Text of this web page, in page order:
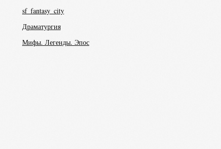
sf_fantasy_city
Драматургия
Мифы. Легенды. Эпос